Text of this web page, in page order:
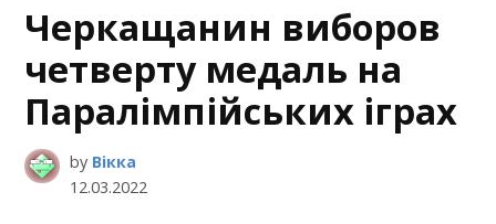
Черкащанин виборов
четверту медаль на
Паралімпійських іграх
by Вікка
12.03.2022